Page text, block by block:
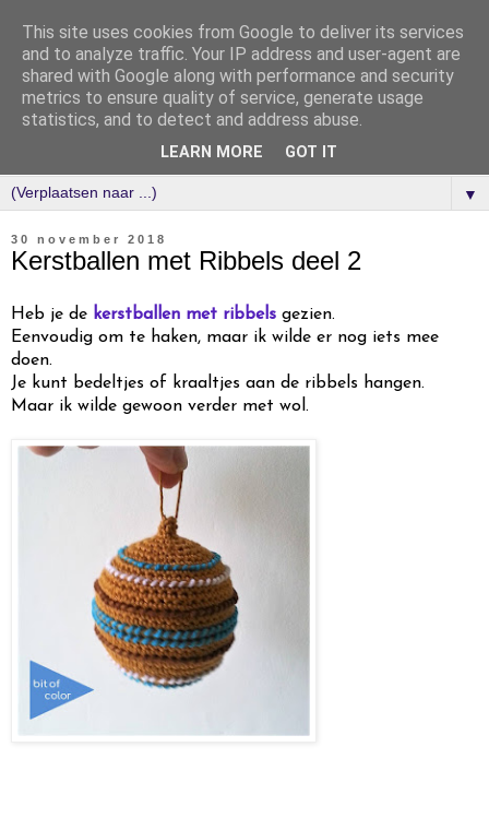
▼
30 november 2018
Kerstballen met Ribbels deel 2
Heb je de kerstballen met ribbels gezien.
Eenvoudig om te haken, maar ik wilde er nog iets mee
doen.
Je kunt bedeltjes of kraaltjes aan de ribbels hangen.
Maar ik wilde gewoon verder met wol.
This site uses cookies from Google to deliver its services
and to analyze traffic. Your IP address and user-agent are
shared with Google along with performance and security
metrics to ensure quality of service, generate usage
statistics, and to detect and address abuse.
LEARN MORE GOT IT